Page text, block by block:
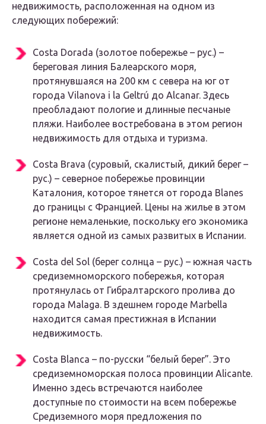
недвижимость, расположенная на одном из
следующих побережий:
Costa Dorada (золотое побережье – рус.) –
береговая линия Балеарского моря,
протянувшаяся на 200 км с севера на юг от
города Vilanova i la Geltrú до Alcanar. Здесь
преобладают пологие и длинные песчаные
пляжи. Наиболее востребована в этом регион
недвижимость для отдыха и туризма.
Costa Brava (суровый, скалистый, дикий берег –
рус.) – северное побережье провинции
Каталония, которое тянется от города Blanes
до границы с Францией. Цены на жилье в этом
регионе немаленькие, поскольку его экономика
является одной из самых развитых в Испании.
Costa del Sol (берег солнца – рус.) – южная часть
средиземноморского побережья, которая
протянулась от Гибралтарского пролива до
города Malaga. В здешнем городе Marbella
находится самая престижная в Испании
недвижимость.
Costa Blanca – по-русски “белый берег”. Это
средиземноморская полоса провинции Alicante.
Именно здесь встречаются наиболее
доступные по стоимости на всем побережье
Средиземного моря предложения по